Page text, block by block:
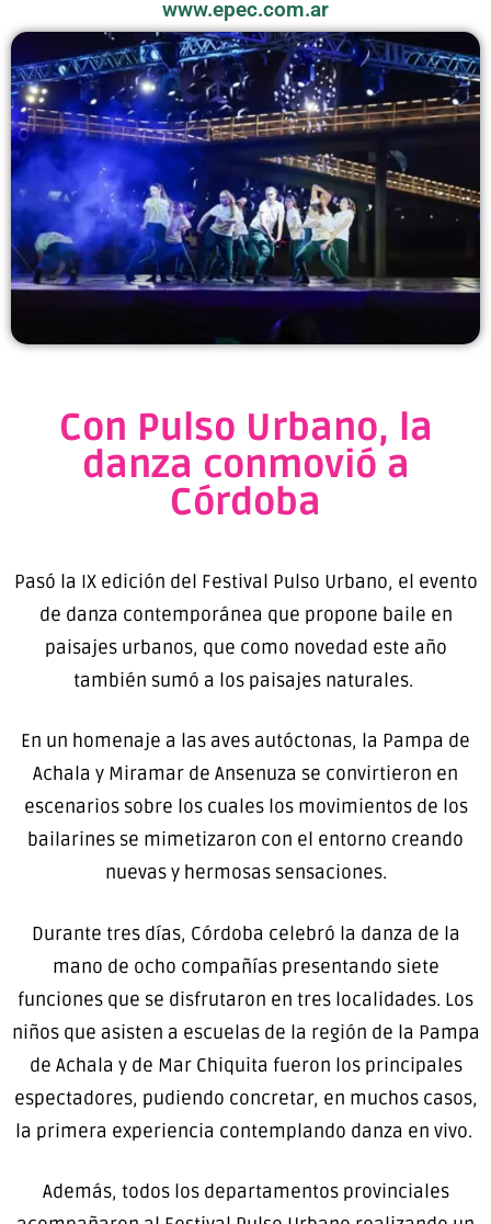
www.epec.com.ar
Con Pulso Urbano, la
danza conmovió a
Córdoba
Pasó la IX edición del Festival Pulso Urbano, el evento
de danza contemporánea que propone baile en
paisajes urbanos, que como novedad este año
también sumó a los paisajes naturales.
En un homenaje a las aves autóctonas, la Pampa de
Achala y Miramar de Ansenuza se convirtieron en
escenarios sobre los cuales los movimientos de los
bailarines se mimetizaron con el entorno creando
nuevas y hermosas sensaciones.
Durante tres días, Córdoba celebró la danza de la
mano de ocho compañías presentando siete
funciones que se disfrutaron en tres localidades. Los
niños que asisten a escuelas de la región de la Pampa
de Achala y de Mar Chiquita fueron los principales
espectadores, pudiendo concretar, en muchos casos,
la primera experiencia contemplando danza en vivo.
Además, todos los departamentos provinciales